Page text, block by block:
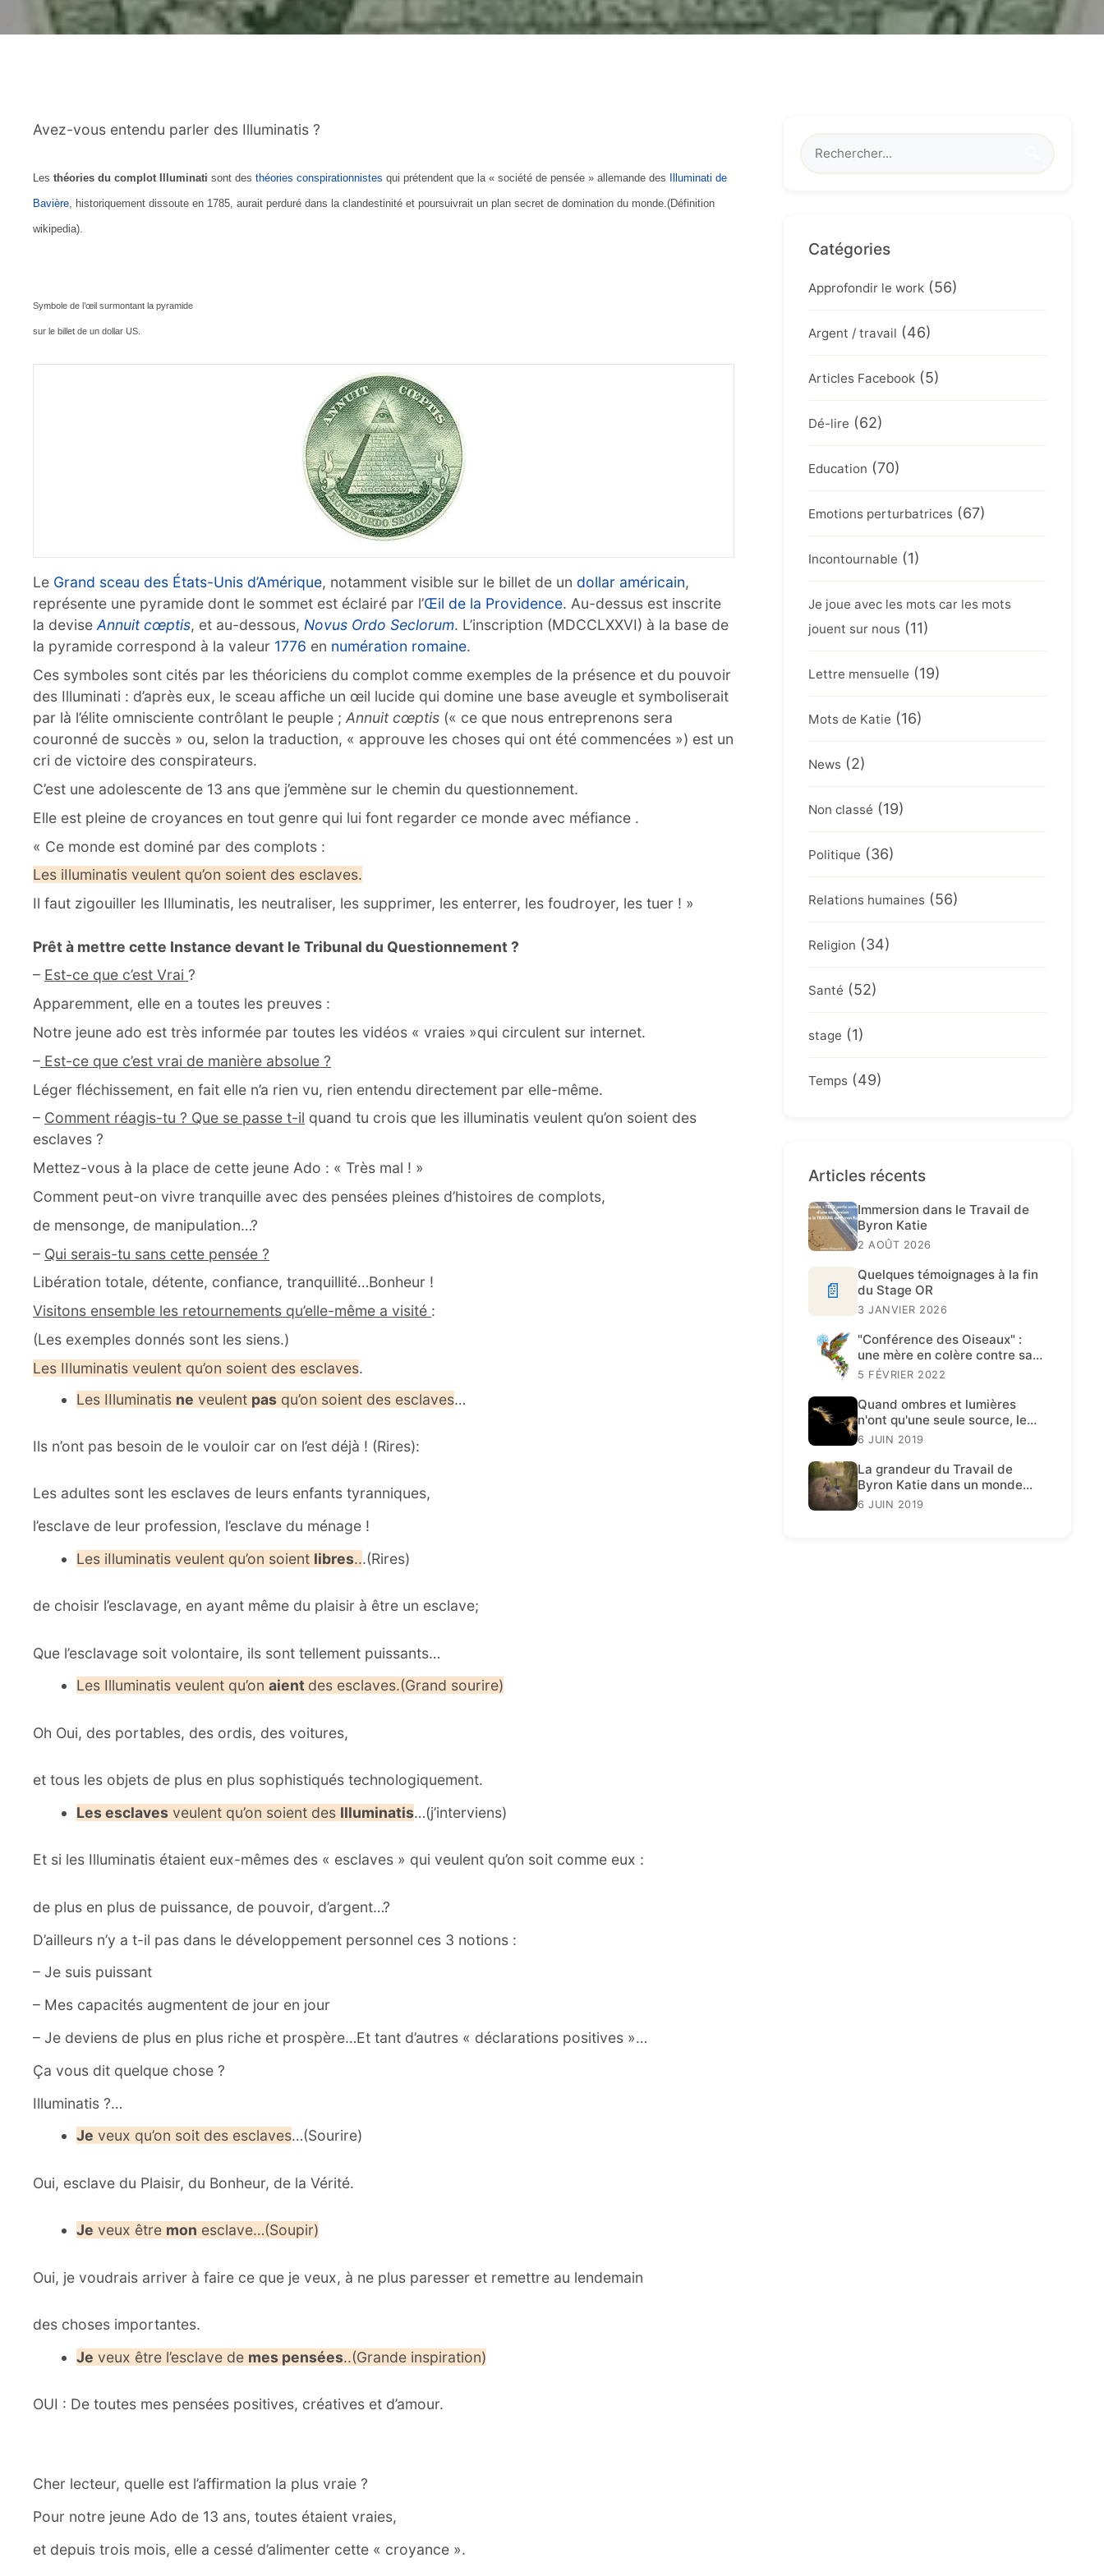
Avez-vous entendu parler des Illuminatis ?
Les théories du complot Illuminati sont des théories conspirationnistes qui prétendent que la « société de pensée » allemande des Illuminati de
Bavière, historiquement dissoute en 1785, aurait perduré dans la clandestinité et poursuivrait un plan secret de domination du monde.(Définition
wikipedia).
Symbole de l’œil surmontant la pyramide
sur le billet de un dollar US.
Le Grand sceau des États-Unis d’Amérique, notamment visible sur le billet de un dollar américain,
représente une pyramide dont le sommet est éclairé par l’Œil de la Providence. Au-dessus est inscrite
la deviseAnnuit cœptis, et au-dessous, Novus Ordo Seclorum. L’inscription (MDCCLXXVI) à la base de
la pyramide correspond à la valeur 1776 en numération romaine.
Ces symboles sont cités par les théoriciens du complot comme exemples de la présence et du pouvoir
des Illuminati : d’après eux, le sceau affiche un œil lucide qui domine une base aveugle et symboliserait
par là l’élite omnisciente contrôlant le peuple ; Annuit cœptis (« ce que nous entreprenons sera
couronné de succès » ou, selon la traduction, « approuve les choses qui ont été commencées ») est un
cri de victoire des conspirateurs.
C’est une adolescente de 13 ans que j’emmène sur le chemin du questionnement.
Elle est pleine de croyances en tout genre qui lui font regarder ce monde avec méfiance .
« Ce monde est dominé par des complots :
Les iIluminatis veulent qu’on soient des esclaves.
Il faut zigouiller les Illuminatis, les neutraliser, les supprimer, les enterrer, les foudroyer, les tuer ! »
Prêt à mettre cette Instance devant le Tribunal du Questionnement ?
– Est-ce que c’est Vrai ?
Apparemment, elle en a toutes les preuves :
Notre jeune ado est très informée par toutes les vidéos « vraies »qui circulent sur internet.
– Est-ce que c’est vrai de manière absolue ?
Léger fléchissement, en fait elle n’a rien vu, rien entendu directement par elle-même.
– Comment réagis-tu ? Que se passe t-il quand tu crois que les illuminatis veulent qu’on soient des
esclaves ?
Mettez-vous à la place de cette jeune Ado : « Très mal ! »
Comment peut-on vivre tranquille avec des pensées pleines d’histoires de complots,
de mensonge, de manipulation…?
– Qui serais-tu sans cette pensée ?
Libération totale, détente, confiance, tranquillité…Bonheur !
Visitons ensemble les retournements qu’elle-même a visité :
(Les exemples donnés sont les siens.)
Les IIluminatis veulent qu’on soient des esclaves.
Les IIluminatis ne veulent pasqu’on soient des esclaves…
Ils n’ont pas besoin de le vouloir car on l’est déjà ! (Rires):
Les adultes sont les esclaves de leurs enfants tyranniques,
l’esclave de leur profession, l’esclave du ménage !
Les iIluminatis veulent qu’on soient libres...(Rires)
de choisir l’esclavage, en ayant même du plaisir à être un esclave;
Que l’esclavage soit volontaire, ils sont tellement puissants…
Les Illuminatis veulent qu’on aient des esclaves.(Grand sourire)
Oh Oui, des portables, des ordis, des voitures,
et tous les objets de plus en plus sophistiqués technologiquement.
Les esclavesveulent qu’on soient des Illuminatis…(j’interviens)
Et si les Illuminatis étaient eux-mêmes des « esclaves » qui veulent qu’on soit comme eux :
de plus en plus de puissance, de pouvoir, d’argent…?
D’ailleurs n’y a t-il pas dans le développement personnel ces 3 notions :
– Je suis puissant
– Mes capacités augmentent de jour en jour
– Je deviens de plus en plus riche et prospère…Et tant d’autres « déclarations positives »…
Ça vous dit quelque chose ?
Illuminatis ?…
Je veux qu’on soit des esclaves…(Sourire)
Oui, esclave du Plaisir, du Bonheur, de la Vérité.
Je veux être mon esclave…(Soupir)
Oui, je voudrais arriver à faire ce que je veux, à ne plus paresser et remettre au lendemain
des choses importantes.
Je veux être l’esclave de mes pensées..(Grande inspiration)
OUI : De toutes mes pensées positives, créatives et d’amour.
Cher lecteur, quelle est l’affirmation la plus vraie ?
Pour notre jeune Ado de 13 ans, toutes étaient vraies,
et depuis trois mois, elle a cessé d’alimenter cette « croyance ».
Catégories
Approfondir le work (56)
Argent / travail (46)
Articles Facebook (5)
Dé-lire (62)
Education (70)
Emotions perturbatrices (67)
Incontournable (1)
Je joue avec les mots car les mots
jouent sur nous (11)
Lettre mensuelle (19)
Mots de Katie (16)
News (2)
Non classé (19)
Politique (36)
Relations humaines (56)
Religion (34)
Santé (52)
stage (1)
Temps (49)
Articles récents
Immersion dans le Travail de
Byron Katie
2 AOÛT 2026
📄
Quelques témoignages à la fin
du Stage OR
3 JANVIER 2026
"Conférence des Oiseaux" :
une mère en colère contre sa
fille
5 FÉVRIER 2022
Quand ombres et lumières
n'ont qu'une seule source, le
Travail de Katie est présent.
6 JUIN 2019
La grandeur du Travail de
Byron Katie dans un monde
décadent
6 JUIN 2019